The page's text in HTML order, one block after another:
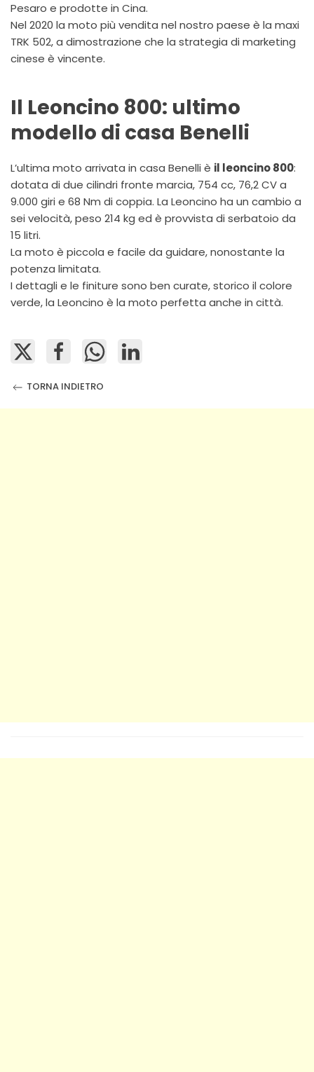
Pesaro e prodotte in Cina.
Nel 2020 la moto più vendita nel nostro paese è la maxi
TRK 502, a dimostrazione che la strategia di marketing
cinese è vincente.
Il Leoncino 800: ultimo
modello di casa Benelli
L’ultima moto arrivata in casa Benelli è il leoncino 800:
dotata di due cilindri fronte marcia, 754 cc, 76,2 CV a
9.000 giri e 68 Nm di coppia. La Leoncino ha un cambio a
sei velocità, peso 214 kg ed è provvista di serbatoio da
15 litri.
La moto è piccola e facile da guidare, nonostante la
potenza limitata.
I dettagli e le finiture sono ben curate, storico il colore
verde, la Leoncino è la moto perfetta anche in città.
TORNA INDIETRO